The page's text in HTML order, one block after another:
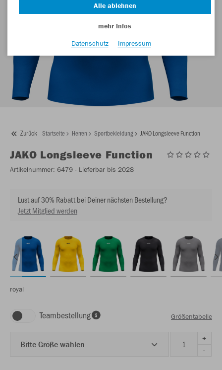
Zurück Startseite Herren Sportbekleidung JAKO Longsleeve Function
JAKO Longsleeve Function
Artikelnummer: 6479 - Lieferbar bis 2028
Lust auf 30% Rabatt bei Deiner nächsten Bestellung?
Jetzt Mitglied werden
royal
Teambestellung Größentabelle
Bitte Größe wählen
+
-
Alle ablehnen
mehr Infos
Datenschutz
Impressum